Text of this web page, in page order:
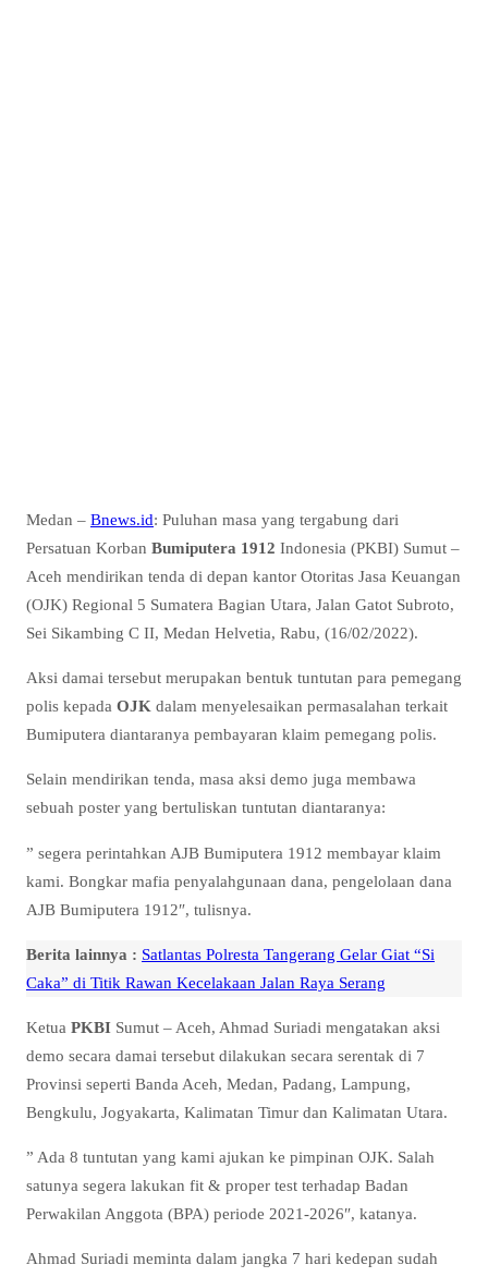
Medan – Bnews.id: Puluhan masa yang tergabung dari
Persatuan Korban Bumiputera 1912 Indonesia (PKBI) Sumut –
Aceh mendirikan tenda di depan kantor Otoritas Jasa Keuangan
(OJK) Regional 5 Sumatera Bagian Utara, Jalan Gatot Subroto,
Sei Sikambing C II, Medan Helvetia, Rabu, (16/02/2022).
Aksi damai tersebut merupakan bentuk tuntutan para pemegang
polis kepada OJK dalam menyelesaikan permasalahan terkait
Bumiputera diantaranya pembayaran klaim pemegang polis.
Selain mendirikan tenda, masa aksi demo juga membawa
sebuah poster yang bertuliskan tuntutan diantaranya:
” segera perintahkan AJB Bumiputera 1912 membayar klaim
kami. Bongkar mafia penyalahgunaan dana, pengelolaan dana
AJB Bumiputera 1912″, tulisnya.
Berita lainnya : Satlantas Polresta Tangerang Gelar Giat “Si
Caka” di Titik Rawan Kecelakaan Jalan Raya Serang
Ketua PKBI Sumut – Aceh, Ahmad Suriadi mengatakan aksi
demo secara damai tersebut dilakukan secara serentak di 7
Provinsi seperti Banda Aceh, Medan, Padang, Lampung,
Bengkulu, Jogyakarta, Kalimatan Timur dan Kalimatan Utara.
” Ada 8 tuntutan yang kami ajukan ke pimpinan OJK. Salah
satunya segera lakukan fit & proper test terhadap Badan
Perwakilan Anggota (BPA) periode 2021-2026″, katanya.
Ahmad Suriadi meminta dalam jangka 7 hari kedepan sudah